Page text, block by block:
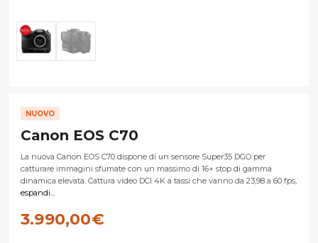
NUOVO
Canon EOS C70
La nuova Canon EOS C70 dispone di un sensore Super35 DGO per
catturare immagini sfumate con un massimo di 16+ stop di gamma
dinamica elevata. Cattura video DCI 4K a tassi che vanno da 23,98 a 60 fps,
espandi...
3.990,00€